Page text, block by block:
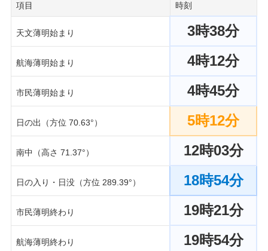
項目 時刻
天文薄明始まり 3時38分
航海薄明始まり 4時12分
市民薄明始まり 4時45分
日の出（方位 70.63°） 5時12分
南中（高さ 71.37°） 12時03分
日の入り・日没（方位 289.39°） 18時54分
市民薄明終わり 19時21分
航海薄明終わり 19時54分